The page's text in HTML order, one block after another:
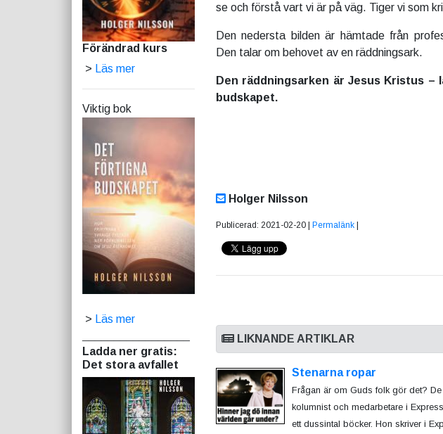
Förändrad kurs
> Läs mer
Viktig bok
> Läs mer
Ladda ner gratis:
Det stora avfallet
se och förstå vart vi är på väg. Tiger vi som
Den nedersta bilden är hämtade från
Den talar om behovet av en räddningsark.
Den räddningsarken är Jesus Kristus –
budskapet.
Holger Nilsson
Publicerad: 2021-02-20 | Permalänk |
LIKNANDE ARTIKLAR
Stenarna ropar
Frågan är om Guds folk gör det?
kolumnist och medarbetare i
ett dussintal böcker. Hon skriver i